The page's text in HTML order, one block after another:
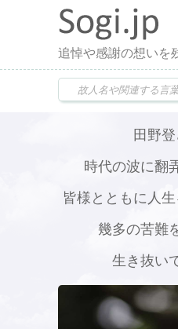
追悼や感謝の想いを
田野
時代の波に翻
皆様とともに人
幾多の苦難
生き抜い